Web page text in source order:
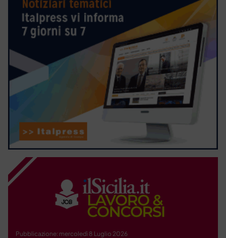
Pubblicazione: mercoledì 8 Luglio 2026